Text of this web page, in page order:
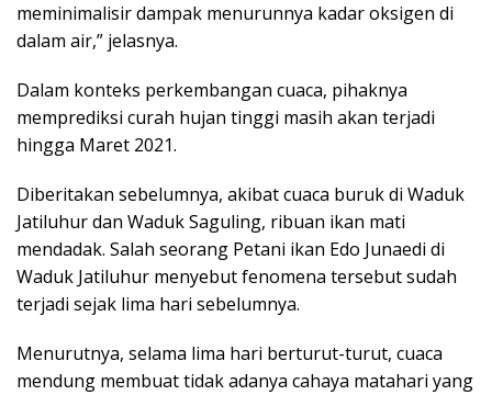
meminimalisir dampak menurunnya kadar oksigen di
dalam air,” jelasnya.
Dalam konteks perkembangan cuaca, pihaknya
memprediksi curah hujan tinggi masih akan terjadi
hingga Maret 2021.
Diberitakan sebelumnya, akibat cuaca buruk di Waduk
Jatiluhur dan Waduk Saguling, ribuan ikan mati
mendadak. Salah seorang Petani ikan Edo Junaedi di
Waduk Jatiluhur menyebut fenomena tersebut sudah
terjadi sejak lima hari sebelumnya.
Menurutnya, selama lima hari berturut-turut, cuaca
mendung membuat tidak adanya cahaya matahari yang